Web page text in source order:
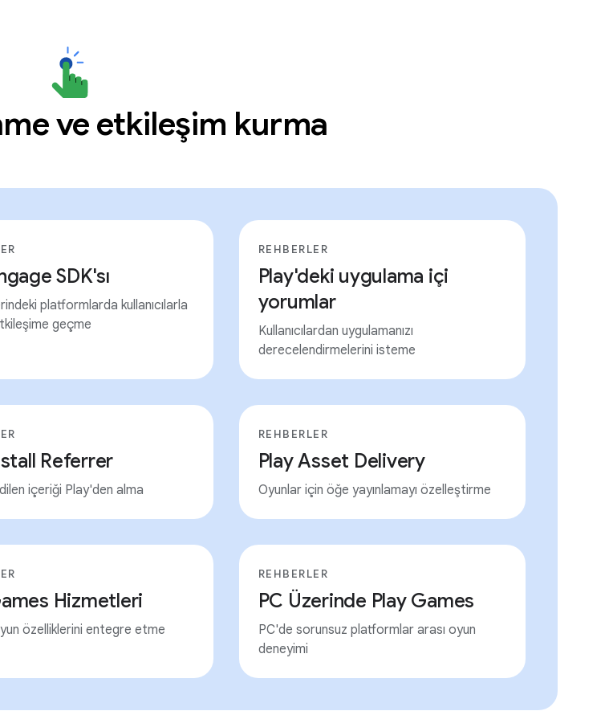
ve etkileşim kurma
SDK'sı
platformlarda kullanıcılarla
geçme
REHBERLER
Play'deki uygulama içi
yorumlar
Kullanıcılardan uygulamanızı
derecelendirmelerini isteme
Referrer
içeriği Play'den alma
REHBERLER
Play Asset Delivery
Oyunlar için öğe yayınlamayı özelleştirme
Hizmetleri
özelliklerini entegre etme
REHBERLER
PC Üzerinde Play Games
PC'de sorunsuz platformlar arası oyun
deneyimi